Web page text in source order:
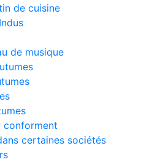
de cuisine
de musique
conforment
certaines sociétés